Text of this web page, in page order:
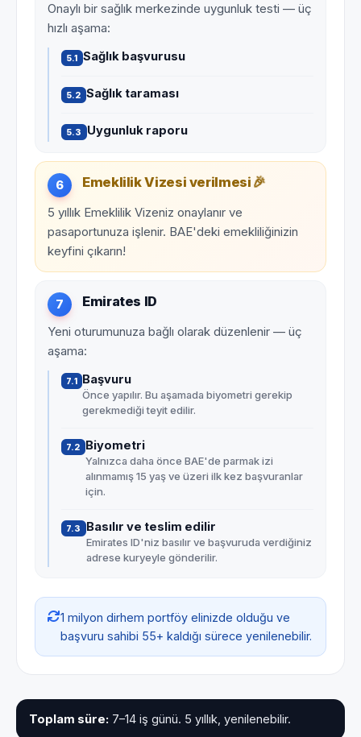
Onaylı bir sağlık merkezinde uygunluk testi — üç
hızlı aşama:
5.1 Sağlık başvurusu
5.2 Sağlık taraması
5.3 Uygunluk raporu
6 Emeklilik Vizesi verilmesi 🎉
5 yıllık Emeklilik Vizeniz onaylanır ve
pasaportunuza işlenir. BAE'deki emekliliğinizin
keyfini çıkarın!
7 Emirates ID
Yeni oturumunuza bağlı olarak düzenlenir — üç
aşama:
7.1 Başvuru
Önce yapılır. Bu aşamada biyometri gerekip
gerekmediği teyit edilir.
7.2 Biyometri
Yalnızca daha önce BAE'de parmak izi
alınmamış 15 yaş ve üzeri ilk kez başvuranlar
için.
7.3 Basılır ve teslim edilir
Emirates ID'niz basılır ve başvuruda verdiğiniz
adrese kuryeyle gönderilir.
1 milyon dirhem portföy elinizde olduğu ve
başvuru sahibi 55+ kaldığı sürece yenilenebilir.
Toplam süre: 7–14 iş günü. 5 yıllık, yenilenebilir.